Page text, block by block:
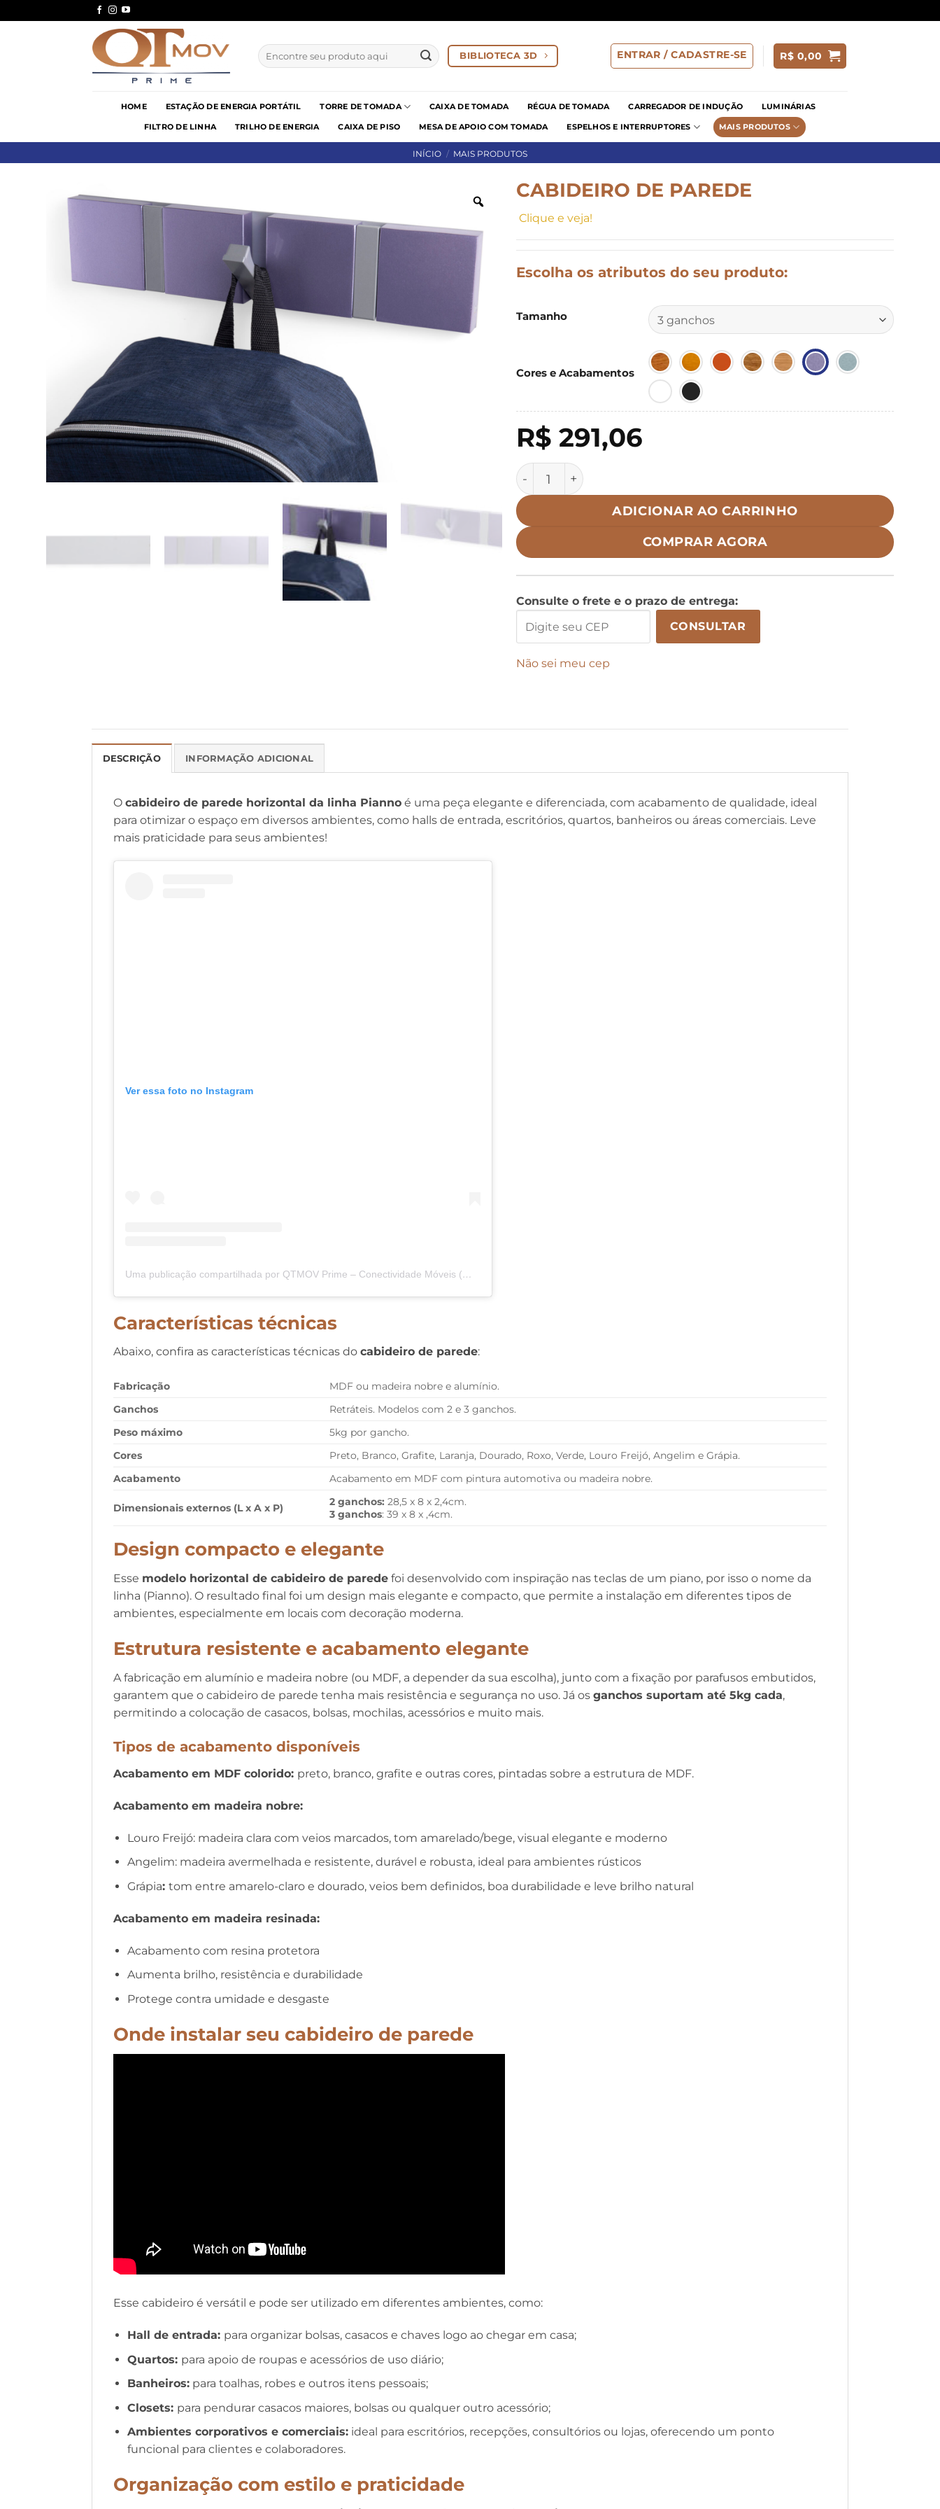
to
Pesquisar
por:
BIBLIOTECA 3D ENTRAR / CADASTRE-SE R$ 0,00
HOME ESTAÇÃO DE ENERGIA PORTÁTIL TORRE DE TOMADA CAIXA DE TOMADA RÉGUA DE TOMADA CARREGADOR DE INDUÇÃO LUMINÁRIAS
FILTRO DE LINHA TRILHO DE ENERGIA CAIXA DE PISO MESA DE APOIO COM TOMADA ESPELHOS E INTERRUPTORES MAIS PRODUTOS
INÍCIO / MAIS PRODUTOS
CABIDEIRO DE PAREDE
Clique e veja!
Escolha os atributos do seu produto:
Tamanho
Cores e Acabamentos
R$ 291,06
Cabideiro de parede quantidade
ADICIONAR AO CARRINHO
COMPRAR AGORA
Consulte o frete e o prazo de entrega:
CONSULTAR
Não sei meu cep
DESCRIÇÃO INFORMAÇÃO ADICIONAL
O cabideiro de parede horizontal da linha Piannoé uma peça elegante e diferenciada, com acabamento de qualidade, ideal
para otimizar o espaço em diversos ambientes, como halls de entrada, escritórios, quartos, banheiros ou áreas comerciais. Leve
mais praticidade para seus ambientes!
Ver essa foto no Instagram
Uma publicação compartilhada por QTMOV Prime – Conectividade Móveis (@qtmovprime)
Características técnicas
Abaixo, confira as características técnicas do cabideiro de parede:
Fabricação
MDF ou madeira nobre e alumínio.
Ganchos
Retráteis. Modelos com 2 e 3 ganchos.
Peso máximo
5kg por gancho.
Cores
Preto, Branco, Grafite, Laranja, Dourado, Roxo, Verde, Louro Freijó, Angelim e Grápia.
Acabamento
Acabamento em MDF com pintura automotiva ou madeira nobre.
Dimensionais externos (L x A x P) 2 ganchos: 28,5 x 8 x 2,4cm.
3 ganchos: 39 x 8 x ,4cm.
Design compacto e elegante
Esse modelo horizontal de cabideiro de paredefoi desenvolvido com inspiração nas teclas de um piano, por isso o nome da
linha (Pianno). O resultado final foi um design mais elegante e compacto, que permite a instalação em diferentes tipos de
ambientes, especialmente em locais com decoração moderna.
Estrutura resistente e acabamento elegante
A fabricação em alumínio e madeira nobre (ou MDF, a depender da sua escolha), junto com a fixação por parafusos embutidos,
garantem que o cabideiro de parede tenha mais resistência e segurança no uso. Já os ganchos suportam até 5kg cada,
permitindo a colocação de casacos, bolsas, mochilas, acessórios e muito mais.
Tipos de acabamento disponíveis
Acabamento em MDF colorido: preto, branco, grafite e outras cores, pintadas sobre a estrutura de MDF.
Acabamento em madeira nobre:
Louro Freijó: madeira clara com veios marcados, tom amarelado/bege, visual elegante e moderno
Angelim: madeira avermelhada e resistente, durável e robusta, ideal para ambientes rústicos
Grápia:tom entre amarelo-claro e dourado, veios bem definidos, boa durabilidade e leve brilho natural
Acabamento em madeira resinada:
Acabamento com resina protetora
Aumenta brilho, resistência e durabilidade
Protege contra umidade e desgaste
Onde instalar seu cabideiro de parede
Esse cabideiro é versátil e pode ser utilizado em diferentes ambientes, como:
Hall de entrada: para organizar bolsas, casacos e chaves logo ao chegar em casa;
Quartos: para apoio de roupas e acessórios de uso diário;
Banheiros: para toalhas, robes e outros itens pessoais;
Closets: para pendurar casacos maiores, bolsas ou qualquer outro acessório;
Ambientes corporativos e comerciais: ideal para escritórios, recepções, consultórios ou lojas, oferecendo um ponto
funcional para clientes e colaboradores.
Organização com estilo e praticidade